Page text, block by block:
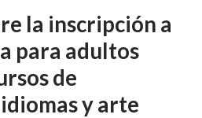
la inscripción a
para adultos
de
y arte